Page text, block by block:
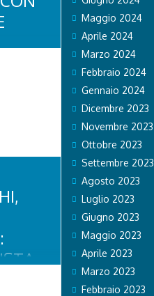
a
e unito.
Maggio 2024
Aprile 2024
Marzo 2024
Febbraio 2024
Gennaio 2024
Dicembre 2023
Novembre 2023
Ottobre 2023
Settembre 2023
Agosto 2023
Luglio 2023
Giugno 2023
Maggio 2023
Aprile 2023
Marzo 2023
Febbraio 2023